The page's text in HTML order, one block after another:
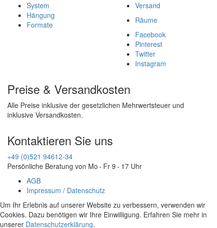
System
Hängung
Formate
Versand
Räume
Facebook
Pinterest
Twitter
Instagram
Preise & Versandkosten
Alle Preise inklusive der gesetzlichen Mehrwertsteuer und
inklusive Versandkosten.
Kontaktieren Sie uns
+49 (0)521 94612-34
Persönliche Beratung von Mo - Fr 9 - 17 Uhr
AGB
Impressum / Datenschutz
Um Ihr Erlebnis auf unserer Website zu verbessern, verwenden wir
Cookies. Dazu benötigen wir Ihre Einwilligung. Erfahren Sie mehr in
unserer Datenschutzerklärung.